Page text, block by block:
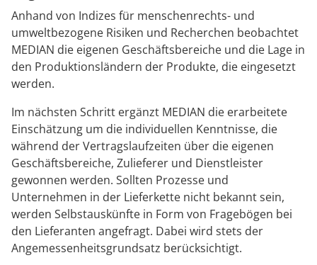
Anhand von Indizes für menschenrechts- und
umweltbezogene Risiken und Recherchen beobachtet
MEDIAN die eigenen Geschäftsbereiche und die Lage in
den Produktionsländern der Produkte, die eingesetzt
werden.
Im nächsten Schritt ergänzt MEDIAN die erarbeitete
Einschätzung um die individuellen Kenntnisse, die
während der Vertragslaufzeiten über die eigenen
Geschäftsbereiche, Zulieferer und Dienstleister
gewonnen werden. Sollten Prozesse und
Unternehmen in der Lieferkette nicht bekannt sein,
werden Selbstauskünfte in Form von Fragebögen bei
den Lieferanten angefragt. Dabei wird stets der
Angemessenheitsgrundsatz berücksichtigt.